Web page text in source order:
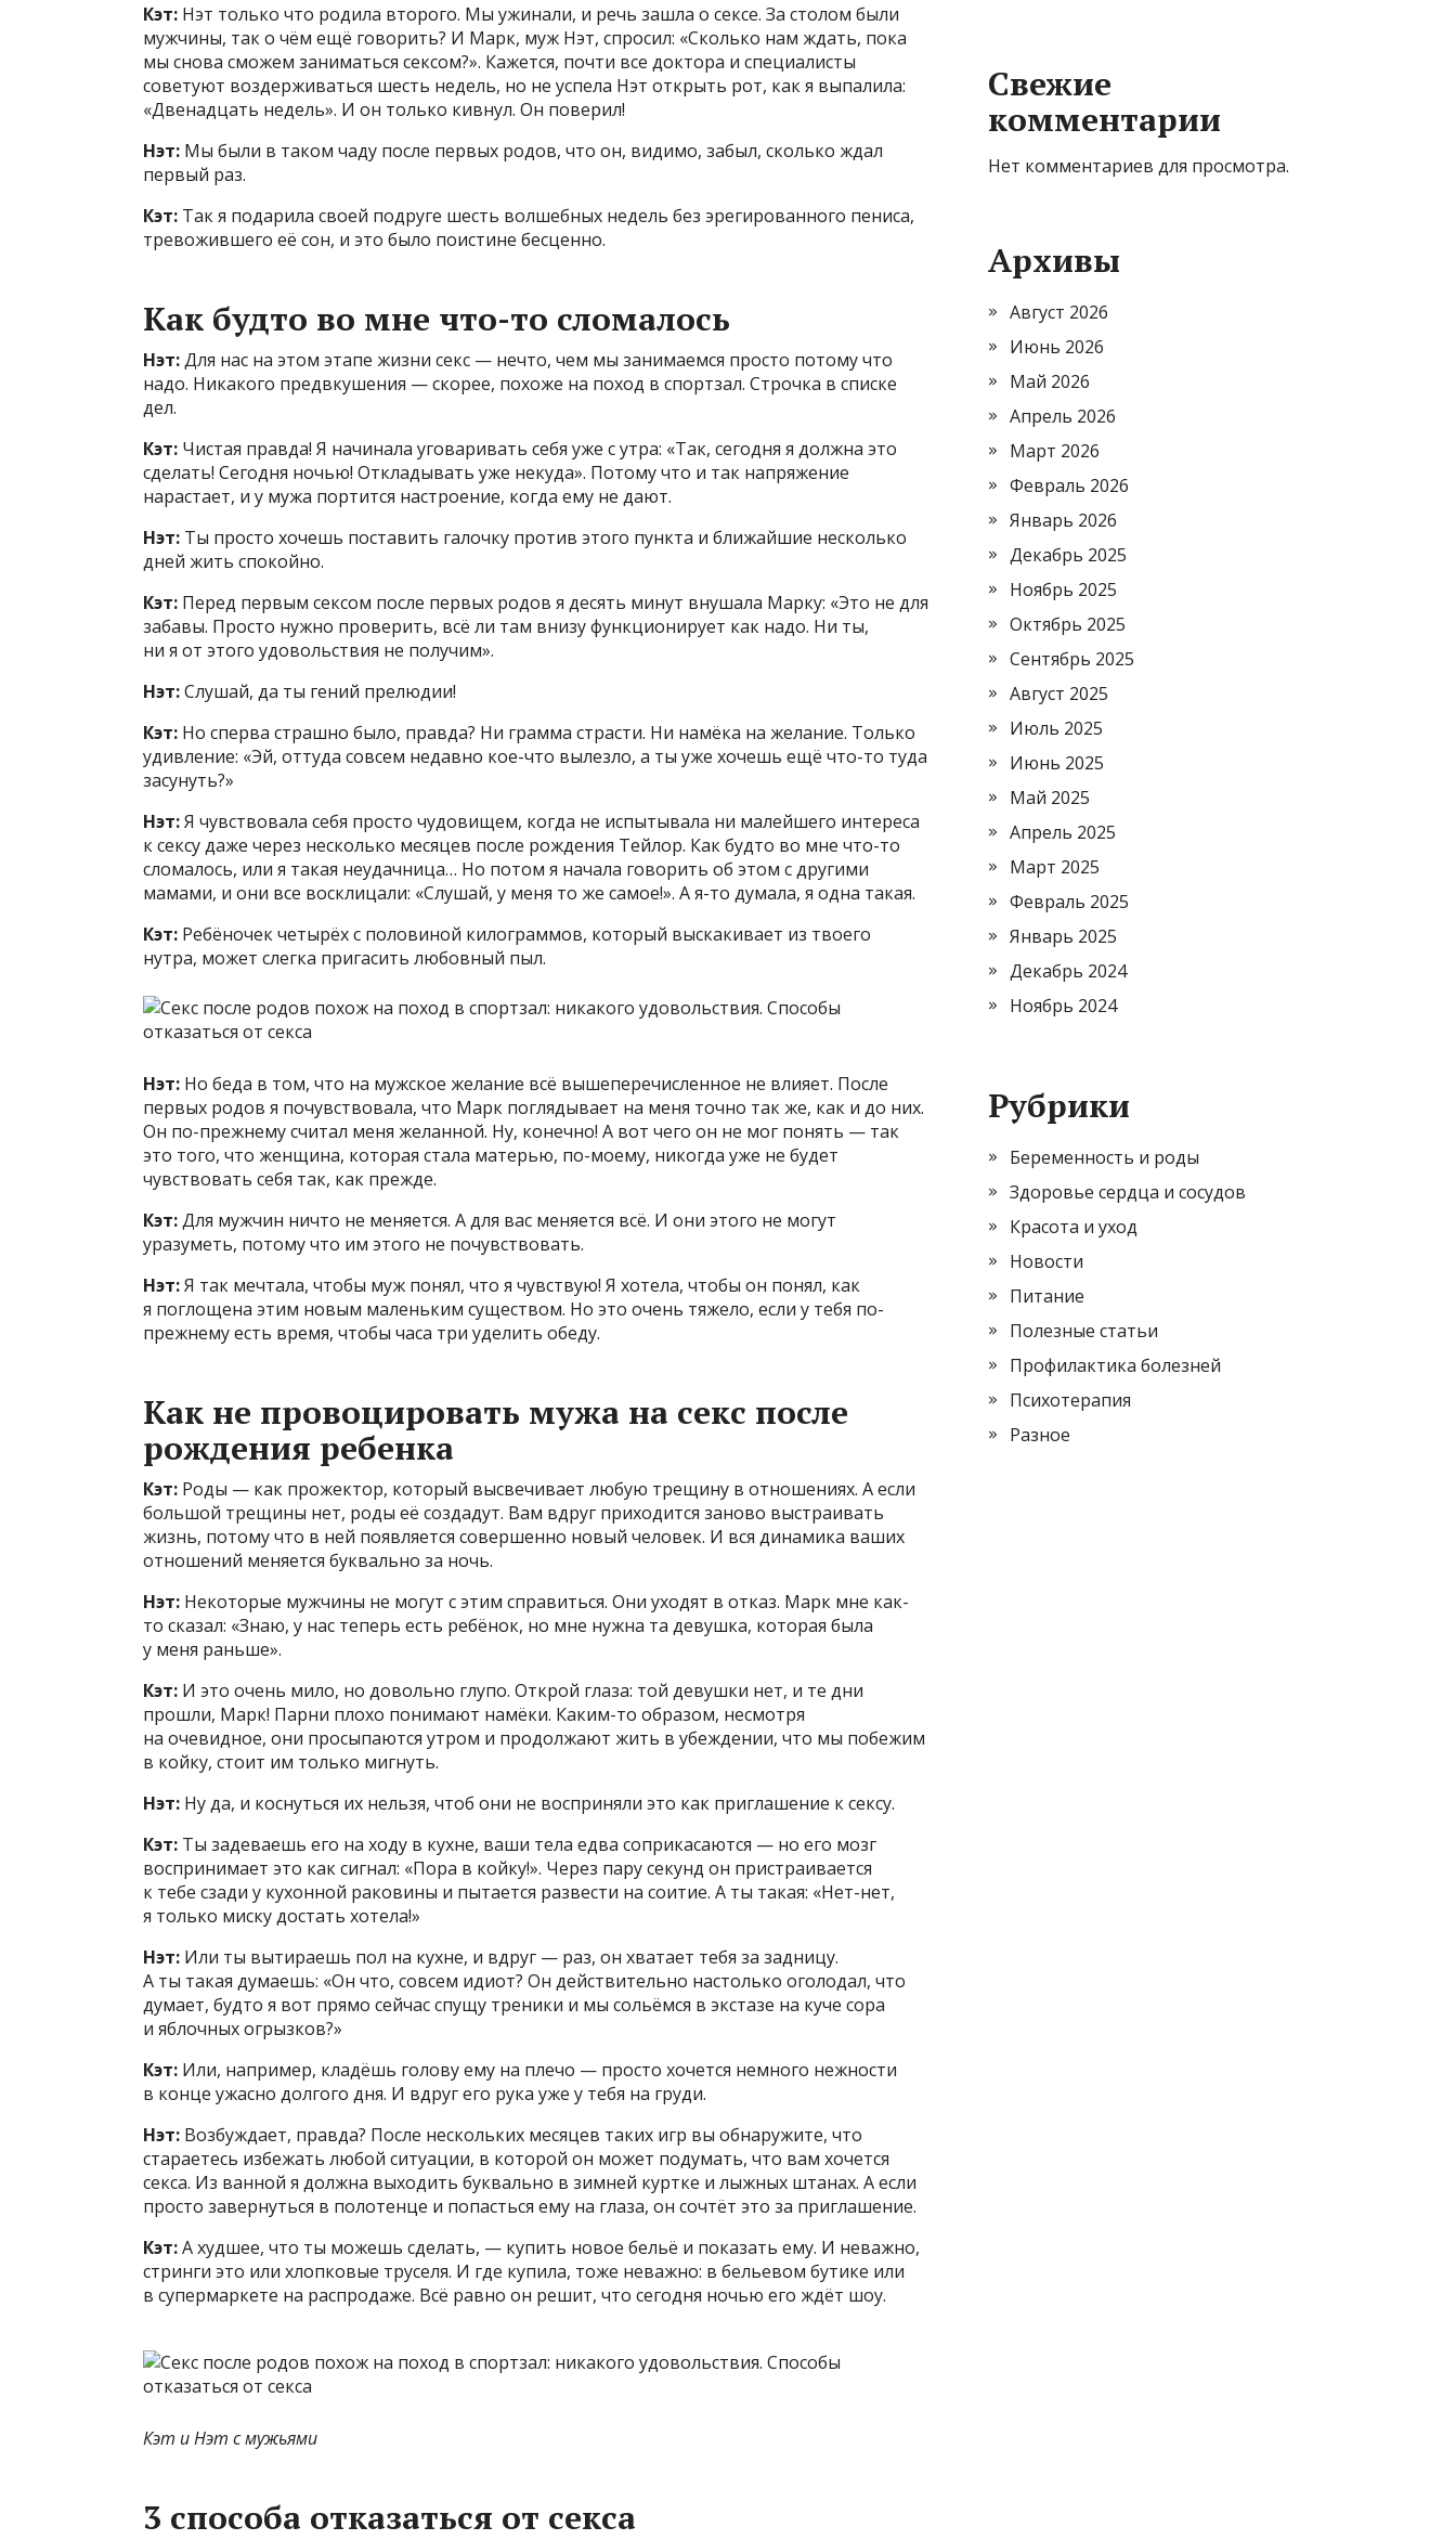
Кэт: Нэт только что родила второго. Мы ужинали, и речь зашла о сексе. За столом были
мужчины, так о чём ещё говорить? И Марк, муж Нэт, спросил: «Сколько нам ждать, пока
мы снова сможем заниматься сексом?». Кажется, почти все доктора и специалисты
советуют воздерживаться шесть недель, но не успела Нэт открыть рот, как я выпалила:
«Двенадцать недель». И он только кивнул. Он поверил!
Нэт: Мы были в таком чаду после первых родов, что он, видимо, забыл, сколько ждал
первый раз.
Кэт: Так я подарила своей подруге шесть волшебных недель без эрегированного пениса,
тревожившего её сон, и это было поистине бесценно.
Как будто во мне что-то сломалось
Нэт:Для нас на этом этапе жизни секс — нечто, чем мы занимаемся просто потому что
надо. Никакого предвкушения — скорее, похоже на поход в спортзал. Строчка в списке
дел.
Кэт: Чистая правда! Я начинала уговаривать себя уже с утра: «Так, сегодня я должна это
сделать! Сегодня ночью! Откладывать уже некуда». Потому что и так напряжение
нарастает, и у мужа портится настроение, когда ему не дают.
Нэт: Ты просто хочешь поставить галочку против этого пункта и ближайшие несколько
дней жить спокойно.
Кэт: Перед первым сексом после первых родов я десять минут внушала Марку: «Это не для
забавы. Просто нужно проверить, всё ли там внизу функционирует как надо. Ни ты,
ни я от этого удовольствия не получим».
Нэт:Слушай, да ты гений прелюдии!
Кэт: Но сперва страшно было, правда? Ни грамма страсти. Ни намёка на желание. Только
удивление: «Эй, оттуда совсем недавно кое-что вылезло, а ты уже хочешь ещё что-то туда
засунуть?»
Нэт:Я чувствовала себя просто чудовищем, когда не испытывала ни малейшего интереса
к сексу даже через несколько месяцев после рождения Тейлор. Как будто во мне что-то
сломалось, или я такая неудачница… Но потом я начала говорить об этом с другими
мамами, и они все восклицали: «Слушай, у меня то же самое!». А я-то думала, я одна такая.
Кэт: Ребёночек четырёх с половиной килограммов, который выскакивает из твоего
нутра, может слегка пригасить любовный пыл.
Нэт: Но беда в том, что на мужское желание всё вышеперечисленное не влияет. После
первых родов я почувствовала, что Марк поглядывает на меня точно так же, как и до них.
Он по-прежнему считал меня желанной. Ну, конечно! А вот чего он не мог понять — так
это того, что женщина, которая стала матерью, по-моему, никогда уже не будет
чувствовать себя так, как прежде.
Кэт:Для мужчин ничто не меняется. А для вас меняется всё. И они этого не могут
уразуметь, потому что им этого не почувствовать.
Нэт:Я так мечтала, чтобы муж понял, что я чувствую! Я хотела, чтобы он понял, как
я поглощена этим новым маленьким существом. Но это очень тяжело, если у тебя по-
прежнему есть время, чтобы часа три уделить обеду.
Как не провоцировать мужа на секс после
рождения ребенка
Кэт: Роды — как прожектор, который высвечивает любую трещину в отношениях. А если
большой трещины нет, роды её создадут. Вам вдруг приходится заново выстраивать
жизнь, потому что в ней появляется совершенно новый человек. И вся динамика ваших
отношений меняется буквально за ночь.
Нэт: Некоторые мужчины не могут с этим справиться. Они уходят в отказ. Марк мне как-
то сказал: «Знаю, у нас теперь есть ребёнок, но мне нужна та девушка, которая была
у меня раньше».
Кэт: И это очень мило, но довольно глупо. Открой глаза: той девушки нет, и те дни
прошли, Марк! Парни плохо понимают намёки. Каким-то образом, несмотря
на очевидное, они просыпаются утром и продолжают жить в убеждении, что мы побежим
в койку, стоит им только мигнуть.
Нэт: Ну да, и коснуться их нельзя, чтоб они не восприняли это как приглашение к сексу.
Кэт: Ты задеваешь его на ходу в кухне, ваши тела едва соприкасаются — но его мозг
воспринимает это как сигнал: «Пора в койку!». Через пару секунд он пристраивается
к тебе сзади у кухонной раковины и пытается развести на соитие. А ты такая: «Нет-нет,
я только миску достать хотела!»
Нэт: Или ты вытираешь пол на кухне, и вдруг — раз, он хватает тебя за задницу.
А ты такая думаешь: «Он что, совсем идиот? Он действительно настолько оголодал, что
думает, будто я вот прямо сейчас спущу треники и мы сольёмся в экстазе на куче сора
и яблочных огрызков?»
Кэт: Или, например, кладёшь голову ему на плечо — просто хочется немного нежности
в конце ужасно долгого дня. И вдруг его рука уже у тебя на груди.
Нэт: Возбуждает, правда? После нескольких месяцев таких игр вы обнаружите, что
стараетесь избежать любой ситуации, в которой он может подумать, что вам хочется
секса. Из ванной я должна выходить буквально в зимней куртке и лыжных штанах. А если
просто завернуться в полотенце и попасться ему на глаза, он сочтёт это за приглашение.
Кэт:А худшее, что ты можешь сделать, — купить новое бельё и показать ему. И неважно,
стринги это или хлопковые труселя. И где купила, тоже неважно: в бельевом бутике или
в супермаркете на распродаже. Всё равно он решит, что сегодня ночью его ждёт шоу.
Кэт и Нэт с мужьями
3 способа отказаться от секса
Свежие
комментарии
Нет комментариев для просмотра.
Архивы
Август 2026
Июнь 2026
Май 2026
Апрель 2026
Март 2026
Февраль 2026
Январь 2026
Декабрь 2025
Ноябрь 2025
Октябрь 2025
Сентябрь 2025
Август 2025
Июль 2025
Июнь 2025
Май 2025
Апрель 2025
Март 2025
Февраль 2025
Январь 2025
Декабрь 2024
Ноябрь 2024
Рубрики
Беременность и роды
Здоровье сердца и сосудов
Красота и уход
Новости
Питание
Полезные статьи
Профилактика болезней
Психотерапия
Разное